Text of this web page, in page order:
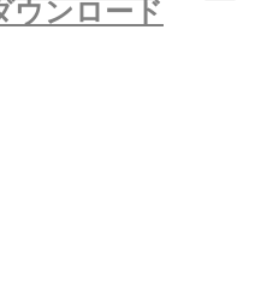
ウンロード